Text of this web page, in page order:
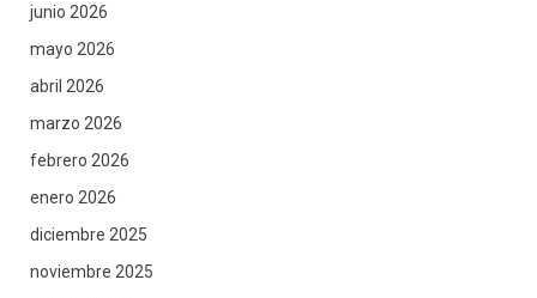
junio 2026
mayo 2026
abril 2026
marzo 2026
febrero 2026
enero 2026
diciembre 2025
noviembre 2025